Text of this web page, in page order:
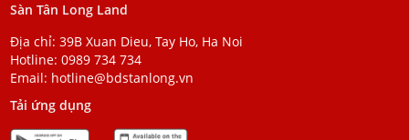
Sàn Tân Long Land
Địa chỉ: 39B Xuan Dieu, Tay Ho, Ha Noi
Hotline:0989 734 734
Email: hotline@bdstanlong.vn
Tải ứng dụng